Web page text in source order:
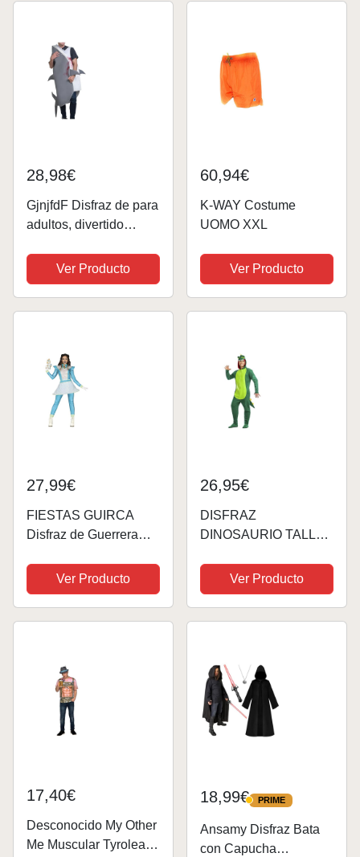
28,98€
GjnjfdF Disfraz de para
adultos, divertido
cosplay, disfraz realista
para fiestas escolares
Ver Producto
60,94€
K-WAY Costume
UOMO XXL
Ver Producto
27,99€
FIESTAS GUIRCA
Disfraz de Guerrera
para Mujer Adulta Talla
M 38-40
Ver Producto
26,95€
DISFRAZ
DINOSAURIO TALLA
Ver Producto
17,40€
Desconocido My Other
Me Muscular Tyrolean
18,99€ PRIME
PRIME
Ansamy Disfraz Bata
con Capucha